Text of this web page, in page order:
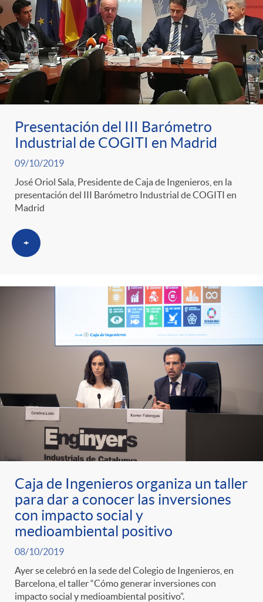
Presentación del III Barómetro
Industrial de COGITI en Madrid
09/10/2019
José Oriol Sala, Presidente de Caja de Ingenieros, en la
presentación del III Barómetro Industrial de COGITI en
Madrid
+
Caja de Ingenieros organiza un taller
para dar a conocer las inversiones
con impacto social y
medioambiental positivo
08/10/2019
Ayer se celebró en la sede del Colegio de Ingenieros, en
Barcelona, el taller “Cómo generar inversiones con
impacto social y medioambiental positivo”.